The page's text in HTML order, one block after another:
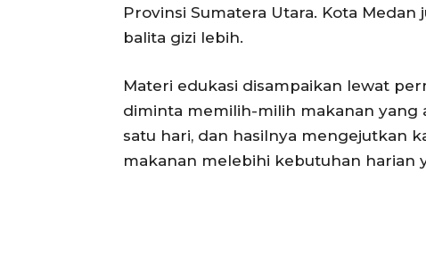
Provinsi Sumatera Utara. Kota
balita gizi lebih.
Materi edukasi disampaikan lewat
diminta memilih-milih makanan yang
satu hari, dan hasilnya mengejutkan
makanan melebihi kebutuhan harian